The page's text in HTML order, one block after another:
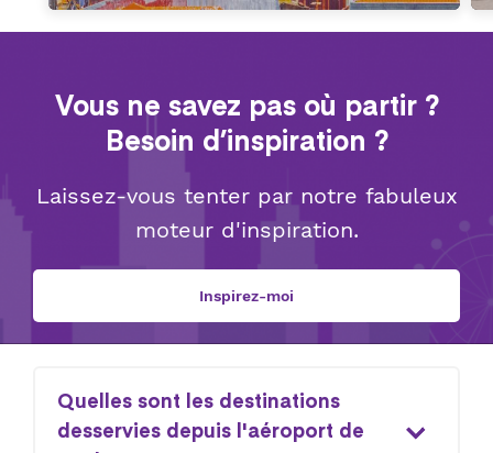
Vous ne savez pas où partir ?
Besoin d’inspiration ?
Laissez-vous tenter par notre fabuleux
moteur d'inspiration.
Inspirez-moi
Quelles sont les destinations
desservies depuis l'aéroport de